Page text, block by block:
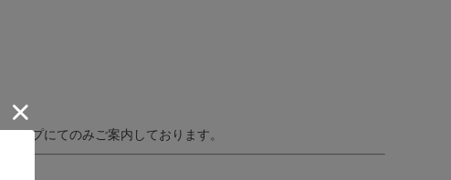
ップにてのみご案内しております。